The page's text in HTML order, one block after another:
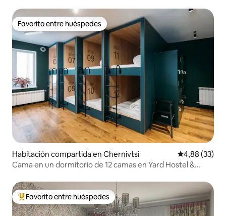
Favorito entre huéspedes
Favorito entre huéspedes
Habitación compartida en Chernivtsi Calificación
4,88 (33)
Cama en un dormitorio de 12 camas en Yard Hostel &
Favorito entre los huéspedes más destacados
Favorito entre huéspedes